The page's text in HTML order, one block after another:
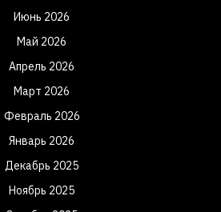
Июнь 2026
Май 2026
Апрель 2026
Март 2026
Февраль 2026
Январь 2026
Декабрь 2025
Ноябрь 2025